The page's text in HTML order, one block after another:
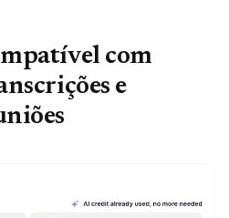
com
e